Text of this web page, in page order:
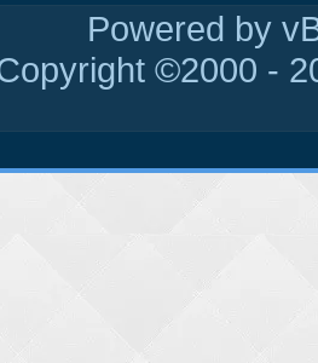
Powered by
©2000 -